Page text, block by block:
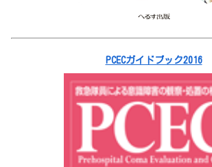
PCECガイドブック2016